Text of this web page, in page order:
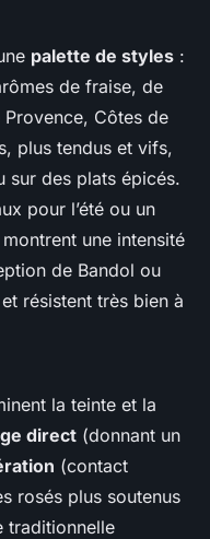
palette de styles :
de fraise, de
Côtes de
plus tendus et vifs,
sur des plats épicés.
pour l’été ou un
une intensité
de Bandol ou
résistent très bien à
la teinte et la
direct (donnant un
(contact
rosés plus soutenus
traditionnelle